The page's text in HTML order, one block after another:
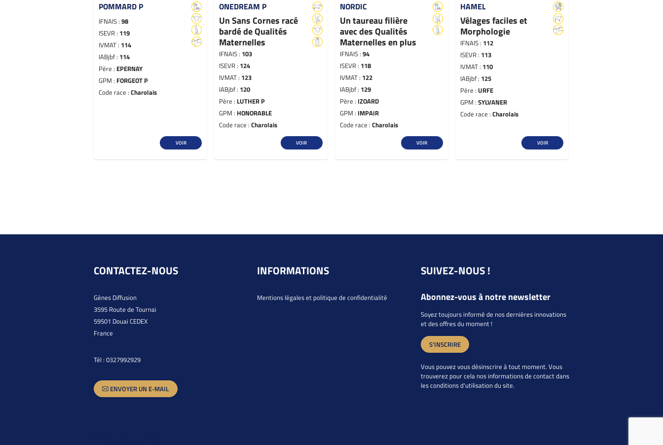
POMMARD P
IFNAIS :98
ISEVR : 119
IVMAT : 114
IABjbf : 114
Père : EPERNAY
GPM : FORGEOT P
Code race :Charolais
VOIR
ONEDREAM P
Un Sans Cornes racé
bardé de Qualités
Maternelles
IFNAIS : 103
ISEVR : 124
IVMAT : 123
IABjbf : 120
Père : LUTHER P
GPM : HONORABLE
Code race :Charolais
VOIR
NORDIC
Un taureau filière
avec des Qualités
Maternelles en plus
IFNAIS : 94
ISEVR : 118
IVMAT : 122
IABjbf : 129
Père : IZOARD
GPM : IMPAIR
Code race : Charolais
VOIR
HAMEL
Vêlages faciles et
Morphologie
IFNAIS : 112
ISEVR : 113
IVMAT : 110
IABjbf : 125
Père : URFE
GPM : SYLVANER
Code race : Charolais
VOIR
CONTACTEZ-NOUS
Gènes Diffusion
3595 Route de Tournai
59501 Douai CEDEX
France
Tél :0327992929
ENVOYER UN E-MAIL
INFORMATIONS
Mentions légales et politique de confidentialité
SUIVEZ-NOUS !
Abonnez-vous à notre newsletter
Soyez toujours informé de nos dernières innovations
et des offres du moment !
S'INSCRIRE
Vous pouvez vous désinscrire à tout moment. Vous
trouverez pour cela nos informations de contact dans
les conditions d'utilisation du site.